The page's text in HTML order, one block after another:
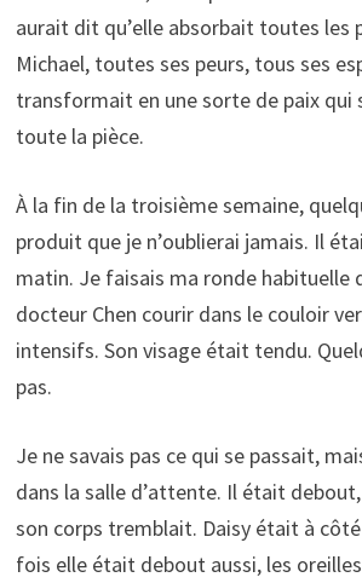
aurait dit qu’elle absorbait toutes les
Michael, toutes ses peurs, tous ses
transformait en une sorte de paix qui
toute la pièce.
À la fin de la troisième semaine,
produit que je n’oublierai jamais. Il
matin. Je faisais ma ronde habituelle
docteur Chen courir dans le couloir
intensifs. Son visage était tendu.
pas.
Je ne savais pas ce qui se passait,
dans la salle d’attente. Il était
son corps tremblait. Daisy était à
fois elle était debout aussi, les